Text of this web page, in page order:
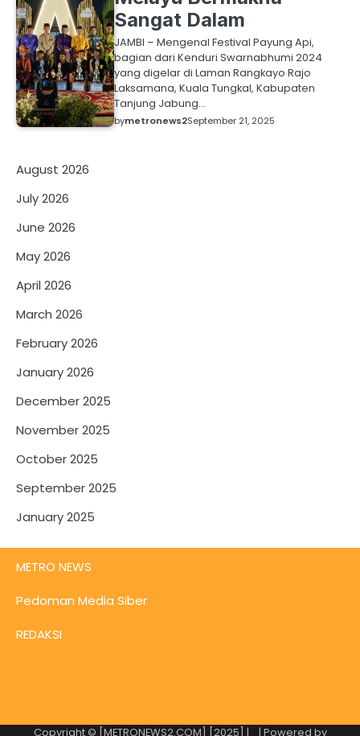
Sangat Dalam
JAMBI – Mengenal Festival Payung Api,
bagian dari Kenduri Swarnabhumi 2024
yang digelar di Laman Rangkayo Rajo
Laksamana, Kuala Tungkal, Kabupaten
Tanjung Jabung…
bymetronews2September 21, 2025
August 2026
July 2026
June 2026
May 2026
April 2026
March 2026
February 2026
January 2026
December 2025
November 2025
October 2025
September 2025
January 2025
METRO NEWS
Pedoman Media Siber
REDAKSI
Copyright © [METRONEWS2.COM] [2025] |
| Powered by